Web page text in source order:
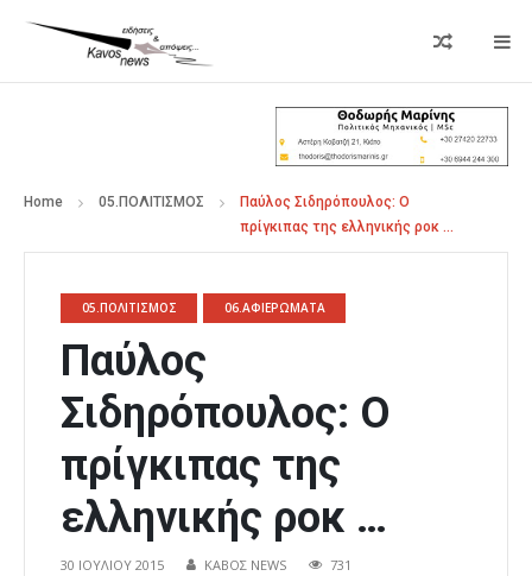
Home 05.ΠΟΛΙΤΙΣΜΟΣ
Παύλος Σιδηρόπουλος: Ο
πρίγκιπας της ελληνικής ροκ …
05.ΠΟΛΙΤΙΣΜΟΣ 06.ΑΦΙΕΡΩΜΑΤΑ
Παύλος
Σιδηρόπουλος: Ο
πρίγκιπας της
ελληνικής ροκ …
30 ΙΟΥΛΊΟΥ 2015 ΚΑΒΟΣ NEWS 731